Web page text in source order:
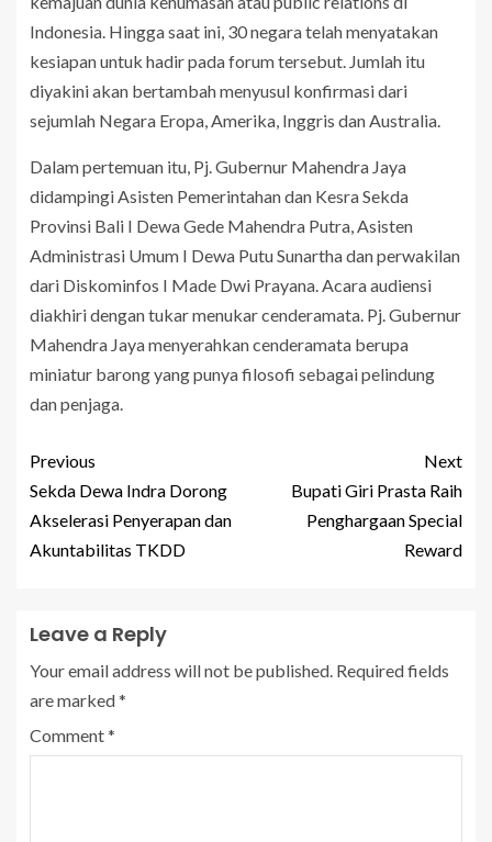
Indonesia. Hingga saat ini, 30 negara telah menyatakan
kesiapan untuk hadir pada forum tersebut. Jumlah itu
diyakini akan bertambah menyusul konfirmasi dari
sejumlah Negara Eropa, Amerika, Inggris dan Australia.
Dalam pertemuan itu, Pj. Gubernur Mahendra Jaya
didampingi Asisten Pemerintahan dan Kesra Sekda
Provinsi Bali I Dewa Gede Mahendra Putra, Asisten
Administrasi Umum I Dewa Putu Sunartha dan perwakilan
dari Diskominfos I Made Dwi Prayana. Acara audiensi
diakhiri dengan tukar menukar cenderamata. Pj. Gubernur
Mahendra Jaya menyerahkan cenderamata berupa
miniatur barong yang punya filosofi sebagai pelindung
dan penjaga.
Previous
Sekda Dewa Indra Dorong
Akselerasi Penyerapan dan
Akuntabilitas TKDD
Next
Bupati Giri Prasta Raih
Penghargaan Special
Reward
Leave a Reply
Your email address will not be published. Required fields
are marked*
Comment*